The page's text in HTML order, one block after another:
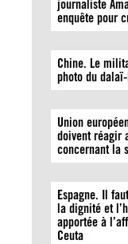
journaliste
enquête pour
Chine. Le
photo du
Union
doivent réagir
concernant la
Espagne. Il
la dignité et
apportée à
Ceuta